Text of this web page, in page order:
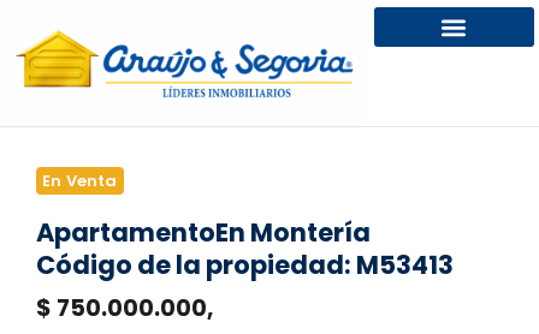
En Venta
ApartamentoEn Montería
Código de la propiedad: M53413
$ 750.000.000,